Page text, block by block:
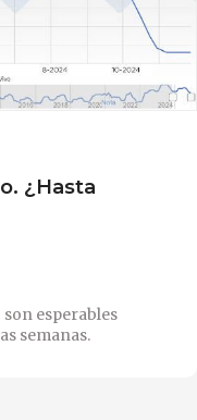
¿Hasta
esperables
semanas.